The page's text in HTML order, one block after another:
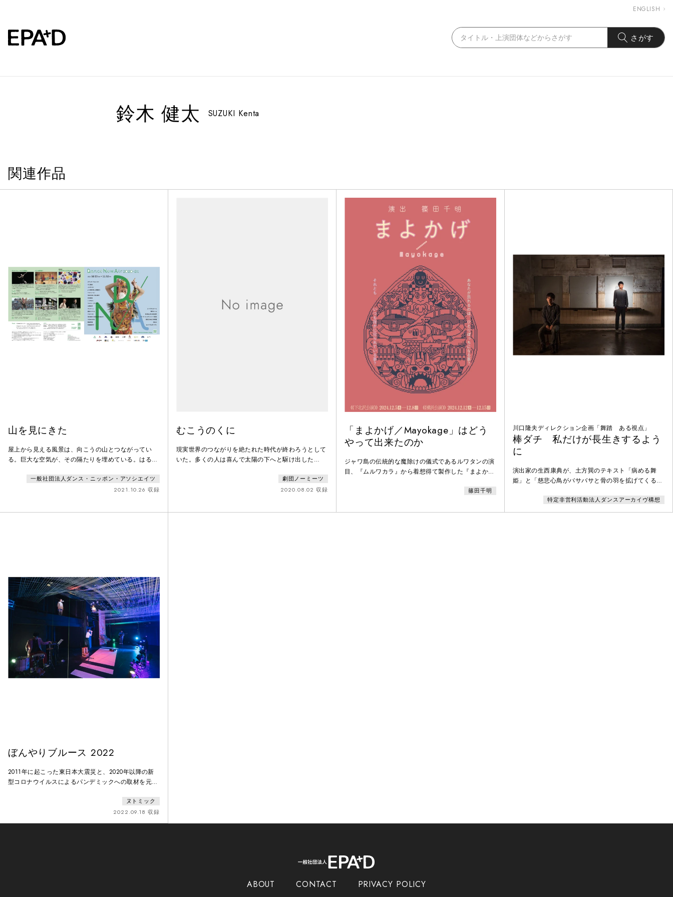
ENGLISH
さがす
鈴木 健太 SUZUKI Kenta
関連作品
山を見にきた
屋上から見える風景は、向こうの山とつながってい
る。巨大な空気が、その隔たりを埋めている。はるか
っている、螺旋階段の貯水塔。貯水塔は本当は小さく
なんかないのだ。階段を登る人がいる。その人と私と
一般社団法人ダンス・ニッポン・アソシエイツ
2021.10.26 収録
むこうのくに
現実世界のつながりを絶たれた時代が終わろうとして
いた。多くの人は喜んで太陽の下へと駆け出した
こは、画面を一枚隔てれば、生まれた場所や話す言
葉、ヒトかどうかさえも関係ない、現実のしがらみが
劇団ノーミーツ
2020.08.02 収録
「まよかげ／Mayokage」はどう
やって出来たのか
ジャワ島の伝統的な魔除けの儀式であるルワタンの演
目、『ムルワカラ』から着想得て製作した『まよか
篠田千明
川口隆夫ディレクション企画「舞踏 ある視点」
棒ダチ 私だけが長生きするよう
に
演出家の生西康典が、土方巽のテキスト「病める舞
姫」と「慈悲心鳥がバサバサと骨の羽を拡げてくる」
方の言葉を発し、それらの言葉が地下空間を震わせて
いく。静寂、言葉、電車の走行音をはじめとした空間
特定非営利活動法人ダンスアーカイヴ構想
ぼんやりブルース 2022
2011年に起こった東日本大震災と、2020年以降の新
型コロナウイルスによるパンデミックへの取材を元
パフォーマンス作品。2021年に東京での初演を経て、
第66回岸田國士戯曲賞最終候補作品となった本作
を、新演出で上演する。
ヌトミック
2022.09.18 収録
ABOUT CONTACT PRIVACY POLICY